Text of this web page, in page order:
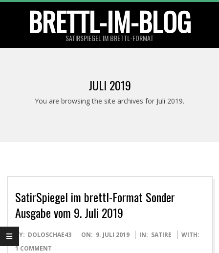
BRETTL-IM-BLOG
SATIRSPIEGEL IM BRETTL-FORMAT
JULI 2019
You are browsing the site archives for Juli 2019.
SatirSpiegel im brettl-Format Sonder
Ausgabe vom 9. Juli 2019
2019-
07-
BY: DOLOSCHAE43 ON: 9. JULI 2019 IN: SATIRE
WITH:
1 COMMENT